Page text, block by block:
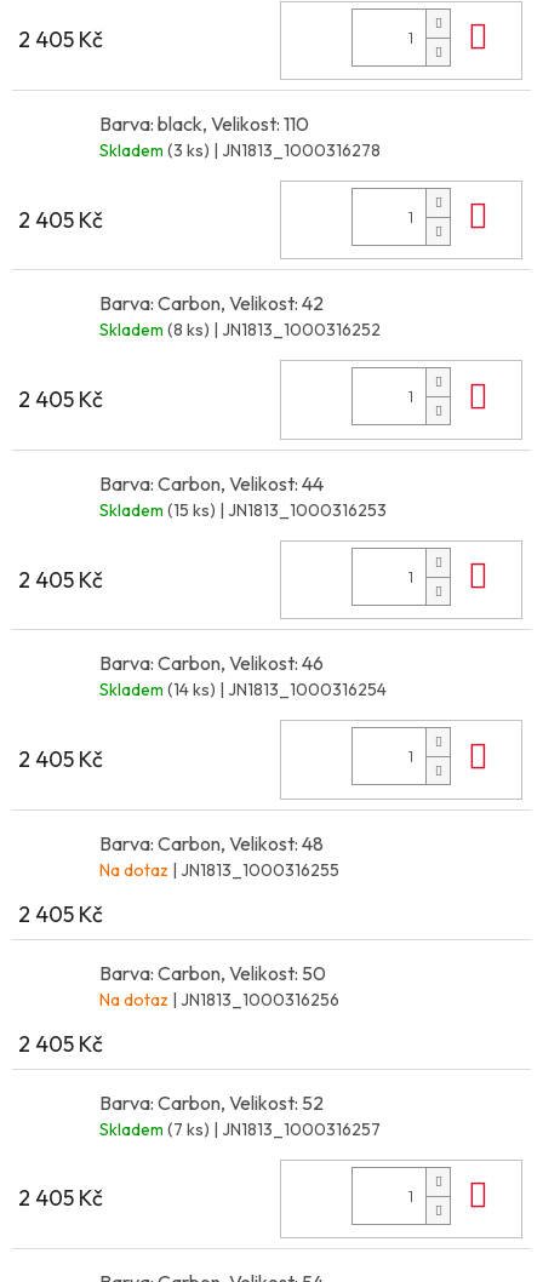
2 405 Kč
Barva: black, Velikost: 110
Skladem (3 ks) | JN1813_1000316278
2 405 Kč
Barva: Carbon, Velikost: 42
Skladem (8 ks) | JN1813_1000316252
2 405 Kč
Barva: Carbon, Velikost: 44
Skladem (15 ks) | JN1813_1000316253
2 405 Kč
Barva: Carbon, Velikost: 46
Skladem (14 ks) | JN1813_1000316254
2 405 Kč
Barva: Carbon, Velikost: 48
Na dotaz | JN1813_1000316255
2 405 Kč
Barva: Carbon, Velikost: 50
Na dotaz | JN1813_1000316256
2 405 Kč
Barva: Carbon, Velikost: 52
Skladem (7 ks) | JN1813_1000316257
2 405 Kč